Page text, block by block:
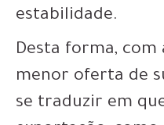
estabilidade.
Desta forma, com
menor oferta de
se traduzir em